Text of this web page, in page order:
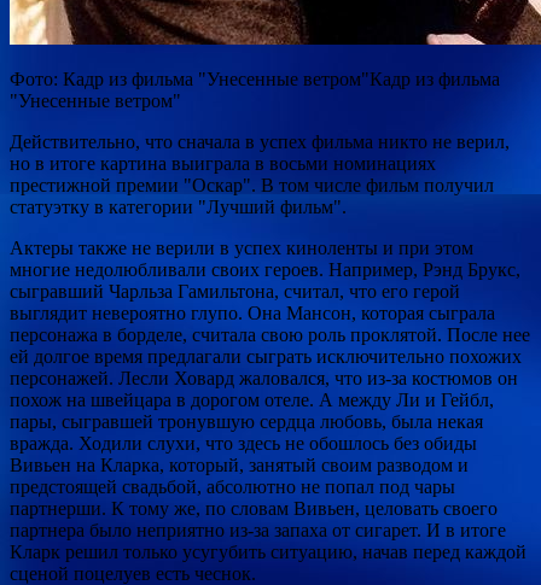
Фото: Кадр из фильма "Унесенные ветром"Кадр из фильма
"Унесенные ветром"
Действительно, что сначала в успех фильма никто не верил,
но в итоге картина выиграла в восьми номинациях
престижной премии "Оскар". В том числе фильм получил
статуэтку в категории "Лучший фильм".
Актеры также не верили в успех киноленты и при этом
многие недолюбливали своих героев. Например, Рэнд Брукс,
сыгравший Чарльза Гамильтона, считал, что его герой
выглядит невероятно глупо. Она Мансон, которая сыграла
персонажа в борделе, считала свою роль проклятой. После нее
ей долгое время предлагали сыграть исключительно похожих
персонажей. Лесли Ховард жаловался, что из-за костюмов он
похож на швейцара в дорогом отеле. А между Ли и Гейбл,
пары, сыгравшей тронувшую сердца любовь, была некая
вражда. Ходили слухи, что здесь не обошлось без обиды
Вивьен на Кларка, который, занятый своим разводом и
предстоящей свадьбой, абсолютно не попал под чары
партнерши. К тому же, по словам Вивьен, целовать своего
партнера было неприятно из-за запаха от сигарет. И в итоге
Кларк решил только усугубить ситуацию, начав перед каждой
сценой поцелуев есть чеснок.